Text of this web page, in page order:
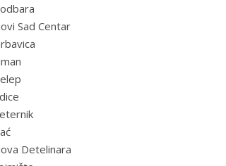
Sad Centar
Detelinara